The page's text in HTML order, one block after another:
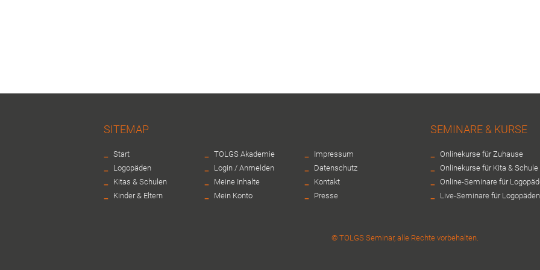
SITEMAP
- Start
- Logopäden
- Kitas & Schulen
- Kinder & Eltern
- TOLGS Akademie
- Login / Anmelden
- Meine Inhalte
- Mein Konto
- Impressum
- Datenschutz
- Kontakt
- Presse
SEMINARE & KURSE
- Onlinekurse für Zuhause
- Onlinekurse für Kita & Schule
- Online-Seminare für
- Live-Seminare für Logopäden
© TOLGS Seminar, alle Rechte vorbehalten.